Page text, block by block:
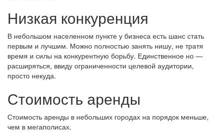
Низкая конкуренция
В небольшом населенном пункте у бизнеса есть шанс стать
первым и лучшим. Можно полностью занять нишу, не тратя
время и силы на конкурентную борьбу. Единственное но —
расширяться, ввиду ограниченности целевой аудитории,
просто некуда.
Стоимость аренды
Стоимость аренды в небольших городах на порядок меньше,
чем в мегаполисах.